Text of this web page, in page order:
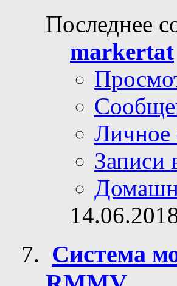
Рейтинг0 /
Последнее
markertat
Личное
Записи